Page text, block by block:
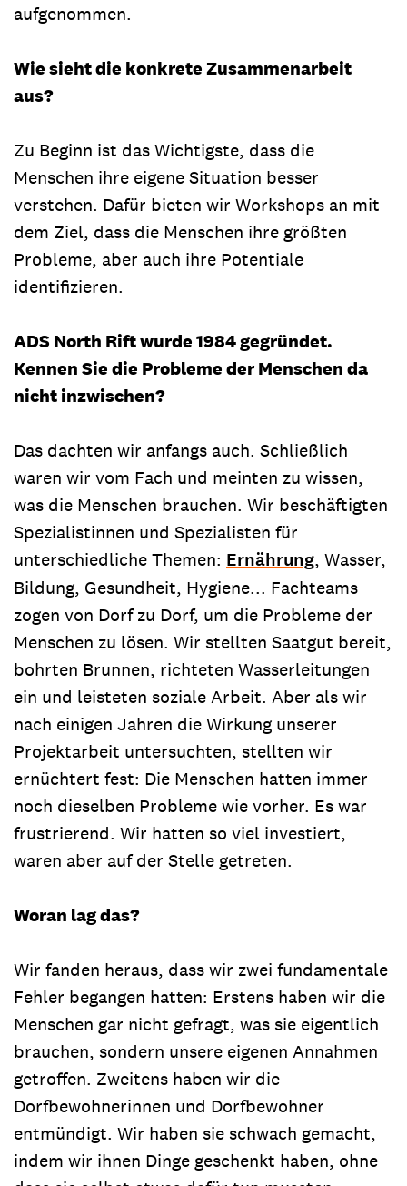
aufgenommen.
Wie sieht die konkrete Zusammenarbeit
aus?
Zu Beginn ist das Wichtigste, dass die
Menschen ihre eigene Situation besser
verstehen. Dafür bieten wir Workshops an mit
dem Ziel, dass die Menschen ihre größten
Probleme, aber auch ihre Potentiale
identifizieren.
ADS North Rift wurde 1984 gegründet.
Kennen Sie die Probleme der Menschen da
nicht inzwischen?
Das dachten wir anfangs auch. Schließlich
waren wir vom Fach und meinten zu wissen,
was die Menschen brauchen. Wir beschäftigten
Spezialistinnen und Spezia­listen für
unterschiedliche Themen: Ernährung, Wasser,
Bildung, Gesundheit, Hygiene... Fachteams
zogen von Dorf zu Dorf, um die Probleme der
Menschen zu lösen. Wir stellten Saatgut bereit,
bohrten Brunnen, richteten Wasserleitungen
ein und leisteten soziale Arbeit. Aber als wir
nach einigen Jahren die Wirkung unserer
Projektarbeit untersuchten, stellten wir
ernüchtert fest: Die Menschen hatten immer
noch dieselben Probleme wie vorher. Es war
frustrierend. Wir hatten so viel investiert,
waren aber auf der Stelle getreten.
Woran lag das?
Wir fanden heraus, dass wir zwei fundamentale
Fehler begangen hatten: Erstens haben wir die
Menschen gar nicht gefragt, was sie eigentlich
brauchen, sondern unsere eigenen Annahmen
getroffen. Zweitens haben wir die
Dorfbewohnerinnen und Dorfbewohner
entmündigt. Wir haben sie schwach gemacht,
indem wir ihnen Dinge geschenkt haben, ohne